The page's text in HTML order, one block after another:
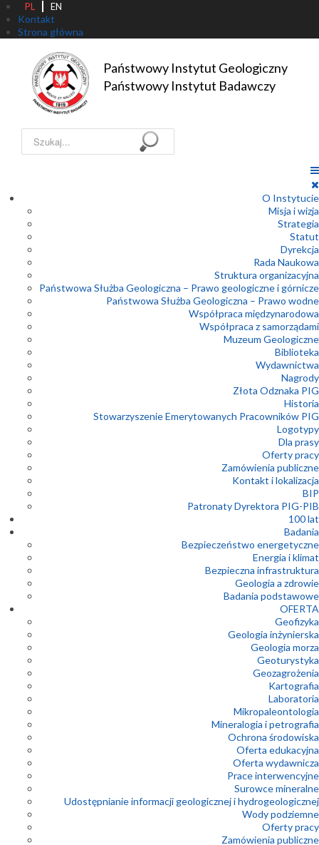
PL EN
Kontakt
Strona główna
Państwowy Instytut Geologiczny
Państwowy Instytut Badawczy
Szukaj...
O Instytucie
Misja i wizja
Strategia
Statut
Dyrekcja
Rada Naukowa
Struktura organizacyjna
Państwowa Służba Geologiczna – Prawo geologiczne i górnicze
Państwowa Służba Geologiczna – Prawo wodne
Współpraca międzynarodowa
Współpraca z samorządami
Muzeum Geologiczne
Biblioteka
Wydawnictwa
Nagrody
Złota Odznaka PIG
Historia
Stowarzyszenie Emerytowanych Pracowników PIG
Logotypy
Dla prasy
Oferty pracy
Zamówienia publiczne
Kontakt i lokalizacja
BIP
Patronaty Dyrektora PIG-PIB
100 lat
Badania
Bezpieczeństwo energetyczne
Energia i klimat
Bezpieczna infrastruktura
Geologia a zdrowie
Badania podstawowe
OFERTA
Geofizyka
Geologia inżynierska
Geologia morza
Geoturystyka
Geozagrożenia
Kartografia
Laboratoria
Mikropaleontologia
Mineralogia i petrografia
Ochrona środowiska
Oferta edukacyjna
Oferta wydawnicza
Prace interwencyjne
Surowce mineralne
Udostępnianie informacji geologicznej i hydrogeologicznej
Wody podziemne
Oferty pracy
Zamówienia publiczne